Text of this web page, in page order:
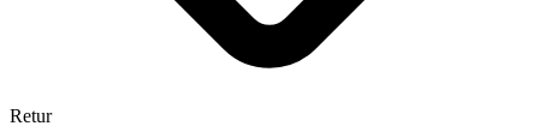
Retur